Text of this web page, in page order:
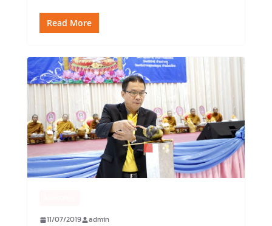
Read More
11/07/2019 admin